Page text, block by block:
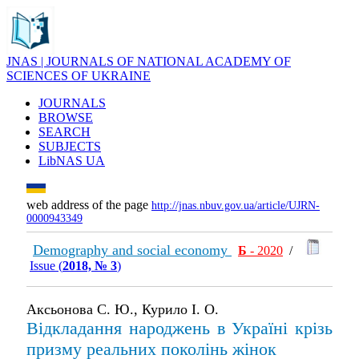
JNAS | JOURNALS OF NATIONAL ACADEMY OF
SCIENCES OF UKRAINE
JOURNALS
BROWSE
SEARCH
SUBJECTS
LibNAS UA
web address of the page http://jnas.nbuv.gov.ua/article/UJRN-
0000943349
Demography and social economy Б - 2020 /
Issue (2018, № 3)
Аксьонова С. Ю., Курило І. О.
Відкладання народжень в Україні крізь
призму реальних поколінь жінок